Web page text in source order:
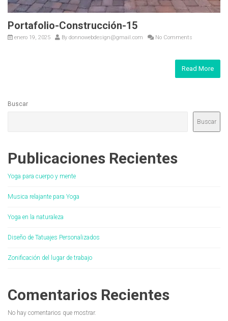
Portafolio-Construcción-15
enero 19, 2025 By donnowebdesign@gmail.com No Comments
Read More
Buscar
Buscar
Publicaciones Recientes
Yoga para cuerpo y mente
Musica relajante para Yoga
Yoga en la naturaleza
Diseño de Tatuajes Personalizados
Zonificación del lugar de trabajo
Comentarios Recientes
No hay comentarios que mostrar.